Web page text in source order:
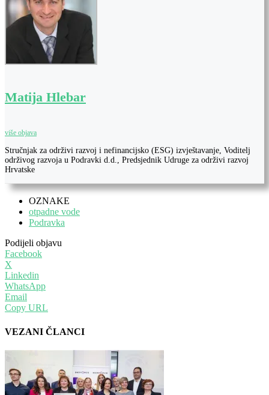
Matija Hlebar
više objava
Stručnjak za održivi razvoj i nefinancijsko (ESG) izvještavanje, Voditelj
održivog razvoja u Podravki d.d., Predsjednik Udruge za održivi razvoj
Hrvatske
OZNAKE
otpadne vode
Podravka
Podijeli objavu
Facebook
X
Linkedin
WhatsApp
Email
Copy URL
VEZANI ČLANCI